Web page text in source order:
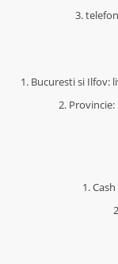
3.
1. Bucuresti si Ilfov:
2.
1.